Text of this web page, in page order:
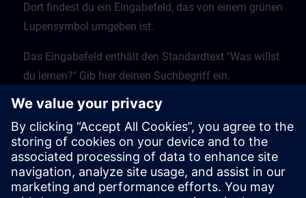
Dort findest du ein Eingabefeld, das von einem grünen
Lupensymbol umgeben ist.
Das Eingabefeld enthält den Standardtext "Was willst
du lernen?" Gib hier deinen Suchbegriff ein.
Klicke auf die Lupe, um den Suchvorgang zu starten.